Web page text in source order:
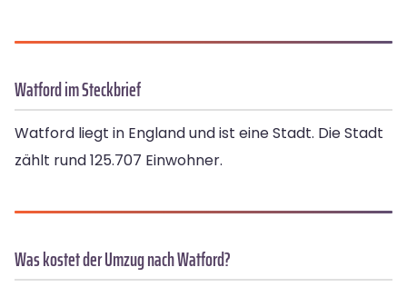
Watford im Steckbrief
Watford liegt in England und ist eine Stadt. Die Stadt
zählt rund 125.707 Einwohner.
Was kostet der Umzug nach Watford?